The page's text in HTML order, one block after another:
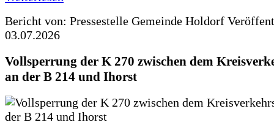
Bericht von: Pressestelle Gemeinde Holdorf
03.07.2026
Vollsperrung der K 270 zwischen dem
an der B 214 und Ihorst